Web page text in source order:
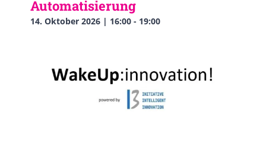
Automatisierung
14. Oktober 2026 | 16:00 - 19:00